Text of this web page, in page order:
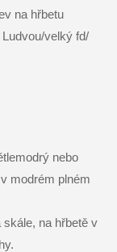
na hřbetu
velký fd/
nebo
modrém plném
na hřbetě v